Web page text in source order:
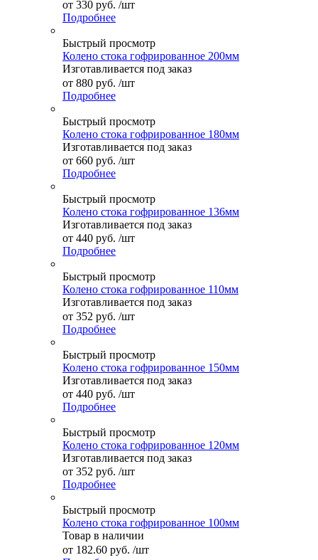
от 330 руб. /шт
Подробнее
Быстрый просмотр
Колено стока гофрированное 200мм
Изготавливается под заказ
от 880 руб. /шт
Подробнее
Быстрый просмотр
Колено стока гофрированное 180мм
Изготавливается под заказ
от 660 руб. /шт
Подробнее
Быстрый просмотр
Колено стока гофрированное 136мм
Изготавливается под заказ
от 440 руб. /шт
Подробнее
Быстрый просмотр
Колено стока гофрированное 110мм
Изготавливается под заказ
от 352 руб. /шт
Подробнее
Быстрый просмотр
Колено стока гофрированное 150мм
Изготавливается под заказ
от 440 руб. /шт
Подробнее
Быстрый просмотр
Колено стока гофрированное 120мм
Изготавливается под заказ
от 352 руб. /шт
Подробнее
Быстрый просмотр
Колено стока гофрированное 100мм
Товар в наличии
от 182.60 руб. /шт